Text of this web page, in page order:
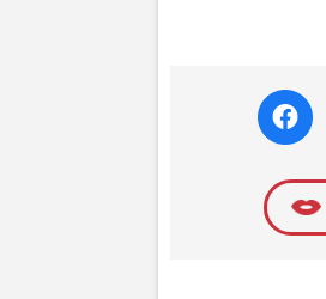
faceboo
k いい
ね